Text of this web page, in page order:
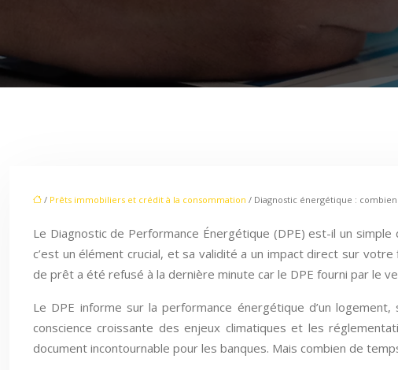
/ Prêts immobiliers et crédit à la consommation / Diagnostic énergétique :
Le Diagnostic de Performance Énergétique (DPE) est-il un
c’est un élément crucial, et sa validité a un impact direct sur
de prêt a été refusé à la dernière minute car le DPE fourni par le
Le DPE informe sur la performance énergétique d’un
conscience croissante des enjeux climatiques et les
document incontournable pour les banques. Mais combien de